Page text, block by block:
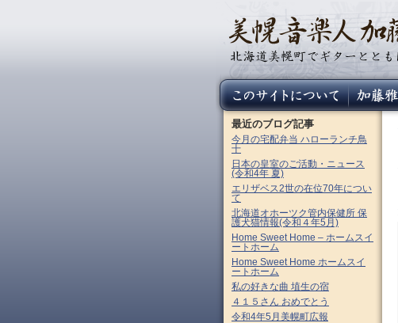
最近のブログ記事
今月の宅配弁当 ハローランチ鳥
十
日本の皇室のご活動・ニュース
(令和4年 夏)
エリザベス2世の在位70年につい
て
北海道オホーツク管内保健所 保
護犬猫情報(令和４年5月)
Home Sweet Home – ホームスイ
ートホーム
Home Sweet Home ホームスイ
ートホーム
私の好きな曲 埴生の宿
４１５さん おめでとう
令和4年5月美幌町広報